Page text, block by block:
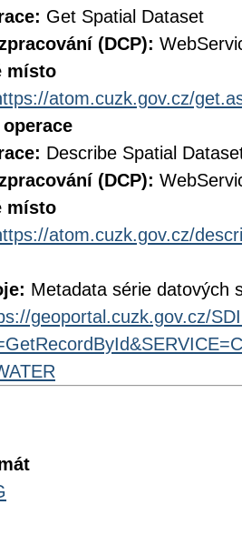
Get Spatial Dataset
(DCP):
místo
atom.cuzk.gov.cz/
Describe Spatial
(DCP):
místo
atom.cuzk.gov.cz/
Metadata série datových
geoportal.cuzk.gov.cz/